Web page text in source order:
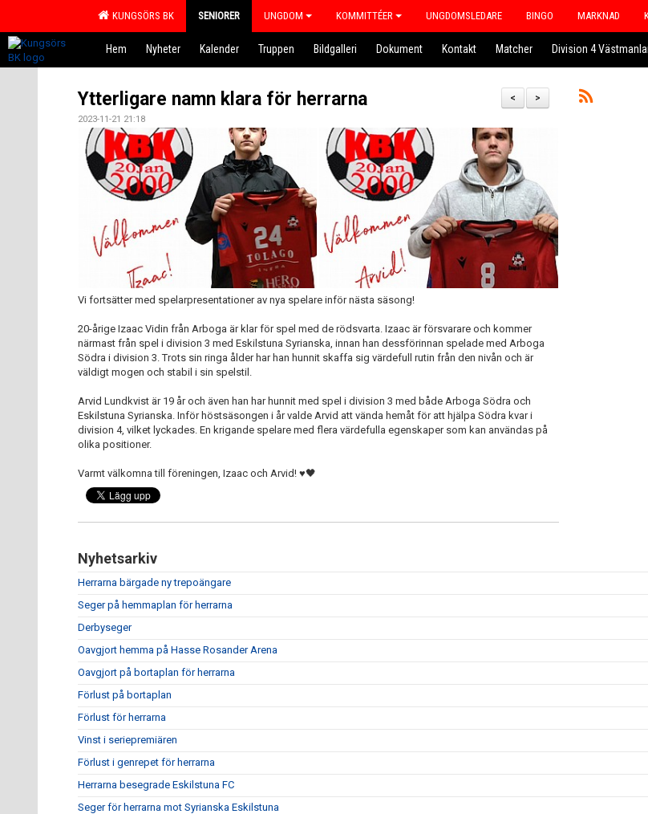
KUNGSÖRS BK SENIORER UNGDOM KOMMITTÉER UNGDOMSLEDARE BINGO MARKNAD
Hem Nyheter Kalender Truppen Bildgalleri Dokument Kontakt Matcher Division 4
>
<
Ytterligare namn klara för herrarna
2023-11-21 21:18
Vi fortsätter med spelarpresentationer av nya spelare inför nästa säsong!
20-årige Izaac Vidin från Arboga är klar för spel med de rödsvarta. Izaac är försvarare och kommer
närmast från spel i division 3 med Eskilstuna Syrianska, innan han dessförinnan spelade med Arboga
Södra i division 3. Trots sin ringa ålder har han hunnit skaffa sig värdefull rutin från den nivån och är
väldigt mogen och stabil i sin spelstil.
Arvid Lundkvist är 19 år och även han har hunnit med spel i division 3 med både Arboga Södra och
Eskilstuna Syrianska. Inför höstsäsongen i år valde Arvid att vända hemåt för att hjälpa Södra kvar i
division 4, vilket lyckades. En krigande spelare med flera värdefulla egenskaper som kan användas på
olika positioner.
Varmt välkomna till föreningen, Izaac och Arvid! ♥️🖤
Nyhetsarkiv
Herrarna bärgade ny trepoängare
Seger på hemmaplan för herrarna
Derbyseger
Oavgjort hemma på Hasse Rosander Arena
Oavgjort på bortaplan för herrarna
Förlust på bortaplan
Förlust för herrarna
Vinst i seriepremiären
Förlust i genrepet för herrarna
Herrarna besegrade Eskilstuna FC
Seger för herrarna mot Syrianska Eskilstuna